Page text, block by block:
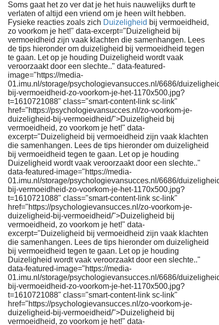
Soms gaat het zo ver dat je het huis nauwelijks durft te
verlaten of altijd een vriend om je heen wilt hebben.
Fysieke reacties zoals zich Duizeligheid bij vermoeidheid,
zo voorkom je het!" data-excerpt="Duizeligheid bij
vermoeidheid zijn vaak klachten die samenhangen. Lees
de tips hieronder om duizeligheid bij vermoeidheid tegen
te gaan. Let op je houding Duizeligheid wordt vaak
veroorzaakt door een slechte.." data-featured-
image="https://media-
01.imu.nl/storage/psychologievansucces.nl/6686/
bij-vermoeidheid-zo-voorkom-je-het-1170x500.jpg?
t=1610721088" class="smart-content-link sc-link"
href="https://psychologievansucces.nl/zo-voorkom-je-
duizeligheid-bij-vermoeidheid/">Duizeligheid bij
vermoeidheid, zo voorkom je het!" data-
excerpt="Duizeligheid bij vermoeidheid zijn vaak klachten
die samenhangen. Lees de tips hieronder om duizeligheid
bij vermoeidheid tegen te gaan. Let op je houding
Duizeligheid wordt vaak veroorzaakt door een slechte.."
data-featured-image="https://media-
01.imu.nl/storage/psychologievansucces.nl/6686/
bij-vermoeidheid-zo-voorkom-je-het-1170x500.jpg?
t=1610721088" class="smart-content-link sc-link"
href="https://psychologievansucces.nl/zo-voorkom-je-
duizeligheid-bij-vermoeidheid/">Duizeligheid bij
vermoeidheid, zo voorkom je het!" data-
excerpt="Duizeligheid bij vermoeidheid zijn vaak klachten
die samenhangen. Lees de tips hieronder om duizeligheid
bij vermoeidheid tegen te gaan. Let op je houding
Duizeligheid wordt vaak veroorzaakt door een slechte.."
data-featured-image="https://media-
01.imu.nl/storage/psychologievansucces.nl/6686/
bij-vermoeidheid-zo-voorkom-je-het-1170x500.jpg?
t=1610721088" class="smart-content-link sc-link"
href="https://psychologievansucces.nl/zo-voorkom-je-
duizeligheid-bij-vermoeidheid/">Duizeligheid bij
vermoeidheid, zo voorkom je het!" data-